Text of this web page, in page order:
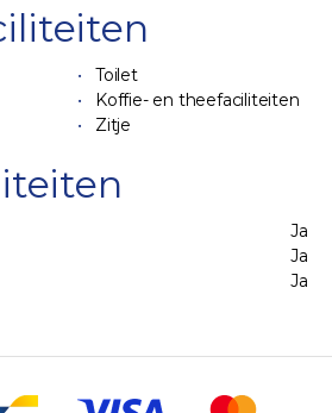
Toilet
Koffie- en theefaciliteiten
Zitje
Ja
Ja
Ja